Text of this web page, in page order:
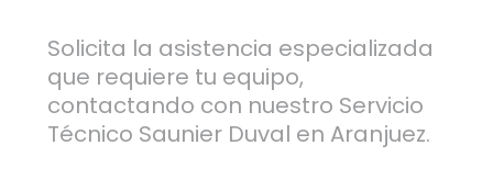
Solicita la asistencia especializada
que requiere tu equipo,
contactando con nuestro Servicio
Técnico Saunier Duval en Aranjuez.